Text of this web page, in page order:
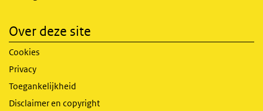
Over deze site
Cookies
Privacy
Toegankelijkheid
Disclaimer en copyright